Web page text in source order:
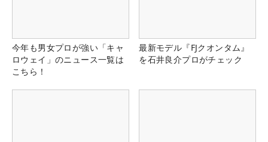
今年も男女プロが強い「キャ
ロウェイ」のニュース一覧は
こちら！
最新モデル『FJクオンタム』
を石井良介プロがチェック